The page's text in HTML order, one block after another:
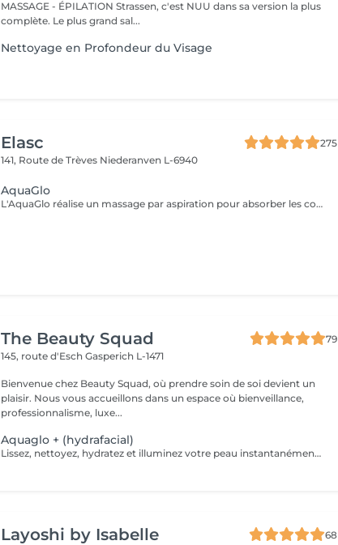
MASSAGE - ÉPILATION Strassen, c'est NUU dans sa version la plus
complète. Le plus grand sal...
Nettoyage en Profondeur du Visage
Elasc
275
141, Route de Trèves Niederanven L-6940
AquaGlo
L'AquaGlo réalise un massage par aspiration pour absorber les comédons, nettoyer la peau en profondeur, l'hydrater, l'oxygéner et l'exfolier. Cet appareil permet de stimuler la micro circulation ainsi que la division cellulaire. Résultats: un look frais, un teint éclatant, une peau hautement hydratée. Rajeunissement garanti ! Sur tous les types de peau, particulièrement avec des impuretés, des points noirs et/ou de l'acné.
The Beauty Squad
79
145, route d'EschGasperich L-1471
Bienvenue chez Beauty Squad, où prendre soin de soi devient un
plaisir. Nous vous accueillons dans un espace où bienveillance,
professionnalisme, luxe...
Aquaglo + (hydrafacial)
Lissez, nettoyez, hydratez et illuminez votre peau instantanément grâce à notre soin Aquaglo+ et sa technologie exclusive. Ce soin est une véritable innovation inégalable dans la revitalisation d'une peau éclatante,Aquaglo + est 100% personnalisable en fonction de chaque état de peau. 1 soin : 145€ Forfait 5 soins : 650€
Layoshi by Isabelle 68